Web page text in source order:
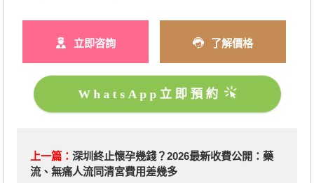
立即咨詢 了解價格
WhatsApp立即預約
上一篇： 深圳終止懷孕幾錢？2026最新收費公開：藥
流、無痛人流同清宮費用差幾多